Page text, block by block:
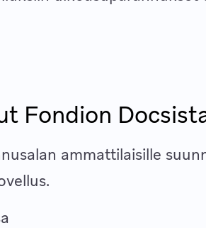
Fondion
ammattilaisille